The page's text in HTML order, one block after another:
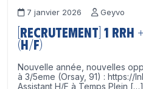
7 janvier 2026 Geyvo
[Recrutement] 1
(H/F)
Nouvelle année, nouvelles
à 3/5eme (Orsay, 91) : https://
Assistant H/F à Temps Plein […]